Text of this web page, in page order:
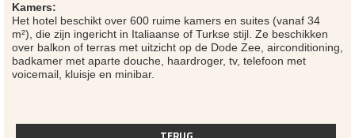
Kamers:
Het hotel beschikt over 600 ruime kamers en suites (vanaf 34
m²), die zijn ingericht in Italiaanse of Turkse stijl. Ze beschikken
over balkon of terras met uitzicht op de Dode Zee, airconditioning,
badkamer met aparte douche, haardroger, tv, telefoon met
voicemail, kluisje en minibar.